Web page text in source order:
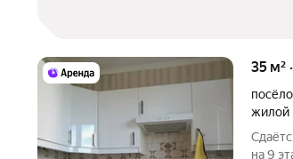
35
жилой
на 9